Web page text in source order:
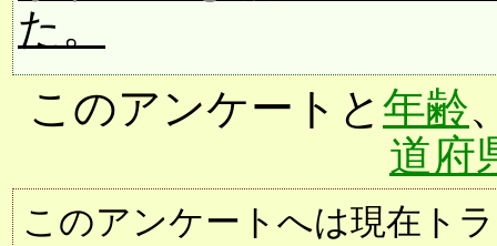
た。
このアンケートと 年齢
道府
このアンケートへは現在ト